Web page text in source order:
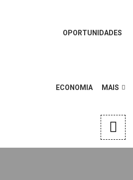
OPORTUNIDADES
ECONOMIA MAIS